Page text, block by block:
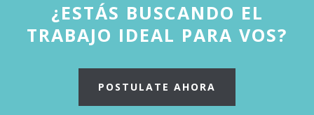
¿ESTÁS BUSCANDO EL
TRABAJO IDEAL PARA VOS?
POSTULATE AHORA